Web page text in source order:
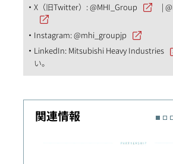
X（旧Twitter）:@MHI_Group |
Instagram:@mhi_groupjp
LinkedIn: Mitsubishi Heavy Industries
い。
関連情報